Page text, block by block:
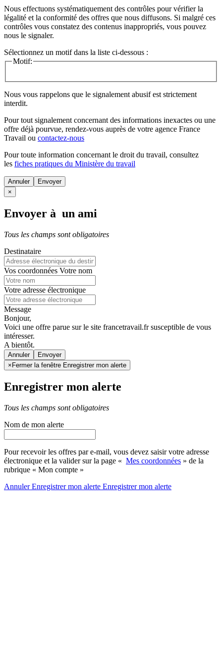
Nous effectuons systématiquement des contrôles pour vérifier la
légalité et la conformité des offres que nous diffusons. Si malgré ces
contrôles vous constatez des contenus inappropriés, vous pouvez
nous le signaler.
Sélectionnez un motif dans la liste ci-dessous :
Motif:
Nous vous rappelons que le signalement abusif est strictement
interdit.
Pour tout signalement concernant des informations inexactes ou une
offre déjà pourvue, rendez-vous auprès de votre agence France
Travail ou contactez-nous
Pour toute information concernant le droit du travail, consultez
les fiches pratiques du Ministère du travail
Annuler
×
Envoyer à un ami
Tous les champs sont obligatoires
Destinataire
Vos coordonnées Votre nom
Votre adresse électronique
Message
Bonjour,
Voici une offre parue sur le site francetravail.fr susceptible de vous
intéresser.
A bientôt.
Annuler
× Fermer la fenêtre Enregistrer mon alerte
Enregistrer mon alerte
Tous les champs sont obligatoires
Nom de mon alerte
Pour recevoir les offres par e-mail, vous devez saisir votre adresse
électronique et la valider sur la page « Mes coordonnées » de la
rubrique « Mon compte »
AnnulerEnregistrer mon alerte Enregistrermon alerte